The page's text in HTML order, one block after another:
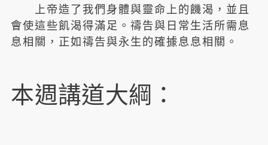
上帝造了我們身體與靈命上的饑渴，並且
會使這些飢渴得滿足。禱告與日常生活所需息
息相關，正如禱告與永生的確據息息相關。
本週講道大綱：